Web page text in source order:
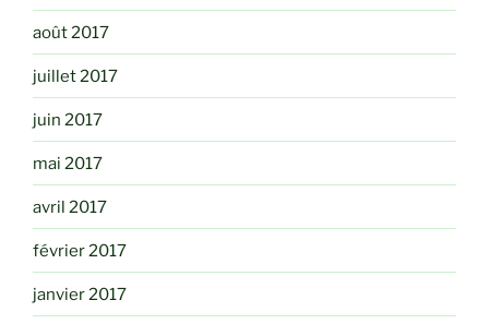
août 2017
juillet 2017
juin 2017
mai 2017
avril 2017
février 2017
janvier 2017